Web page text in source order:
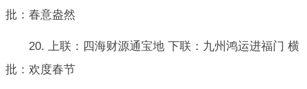
批：春意盎然
20. 上联：四海财源通宝地 下联：九州鸿运进福门 横
批：欢度春节